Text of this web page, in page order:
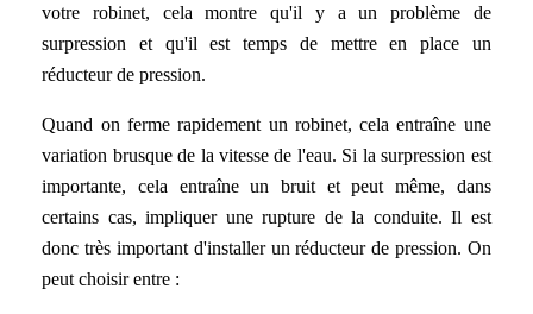
votre robinet, cela montre qu'il y a un problème de
surpression et qu'il est temps de mettre en place un
réducteur de pression.
Quand on ferme rapidement un robinet, cela entraîne une
variation brusque de la vitesse de l'eau. Si la surpression est
importante, cela entraîne un bruit et peut même, dans
certains cas, impliquer une rupture de la conduite. Il est
donc très important d'installer un réducteur de pression. On
peut choisir entre :